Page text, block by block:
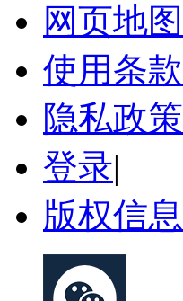
网页地图
使用条款
隐私政策
登录|
版权信息